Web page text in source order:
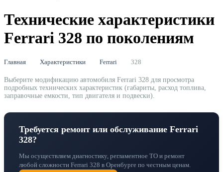
Технические характеристики
Ferrari 328 по поколениям
Главная Характеристики Ferrari 328
Выберите модификацию автомобиля Ferrari 328 для просмотра
подробных технических характеристик (габариты, расход топлива,
заправочные емкости, тип двигателя и подвески).
Требуется ремонт или обслуживание Ferrari
328?
Мы осуществляем диагностику, регламентное ТО и ремонт
любой сложности Ferrari 328 в Оренбурге по честным ценам.